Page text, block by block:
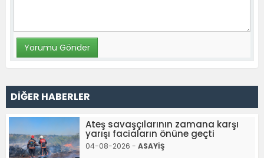
DİĞER HABERLER
Ateş savaşçılarının zamana karşı
yarışı faciaların önüne geçti
04-08-2026 - ASAYİŞ